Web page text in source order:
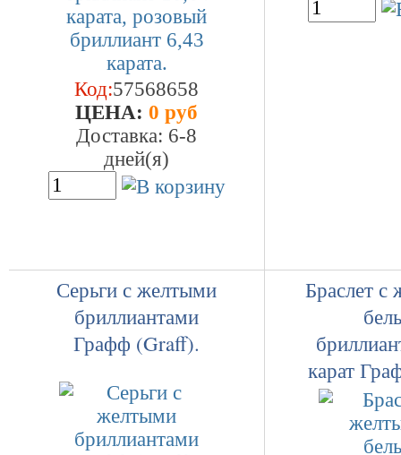
Код:57568658
ЦEHA: 0 руб
Доставка: 6-8
дней(я)
Серьги с желтыми
бриллиантами
Графф (Graff).
Браслет
карат